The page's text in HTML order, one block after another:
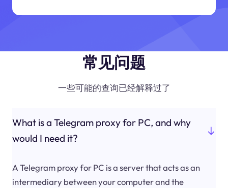
常见问题
一些可能的查询已经解释过了
What is a Telegram proxy for PC, and why
would I need it?
A Telegram proxy for PC is a server that acts as an
intermediary between your computer and the